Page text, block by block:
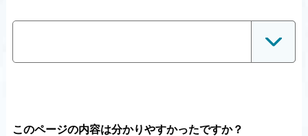
このページの内容は分かりやすかったですか？